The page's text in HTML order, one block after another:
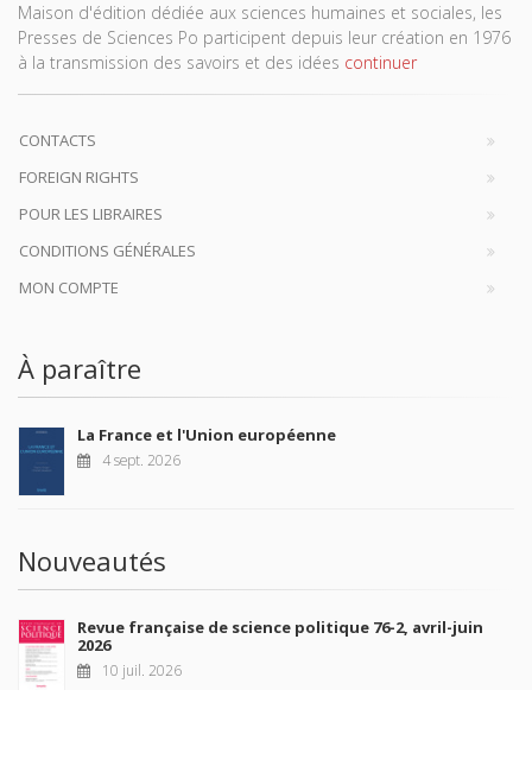
Maison d'édition dédiée aux sciences humaines et sociales, les
Presses de Sciences Po participent depuis leur création en 1976
à la transmission des savoirs et des idées continuer
CONTACTS
FOREIGN RIGHTS
POUR LES LIBRAIRES
CONDITIONS GÉNÉRALES
MON COMPTE
À paraître
La France et l'Union européenne
4 sept. 2026
Nouveautés
Revue française de science politique 76-2, avril-juin
2026
10 juil. 2026